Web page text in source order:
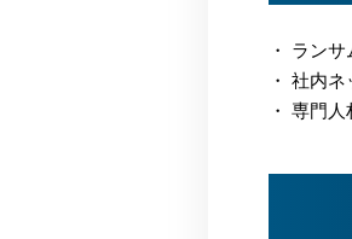
・ ラン
・ 社内
・ 専門